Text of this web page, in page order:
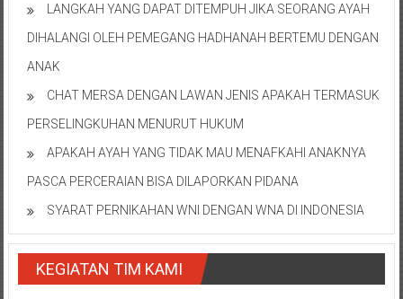
Barat/
jawa
Terdekat
LANGKAH YANG DAPAT DITEMPUH JIKA SEORANG AYAH
DIHALANGI OLEH PEMEGANG HADHANAH BERTEMU DENGAN
ANAK
CHAT MERSA DENGAN LAWAN JENIS APAKAH TERMASUK
PERSELINGKUHAN MENURUT HUKUM
APAKAH AYAH YANG TIDAK MAU MENAFKAHI ANAKNYA
PASCA PERCERAIAN BISA DILAPORKAN PIDANA
SYARAT PERNIKAHAN WNI DENGAN WNA DI INDONESIA
KEGIATAN TIM KAMI